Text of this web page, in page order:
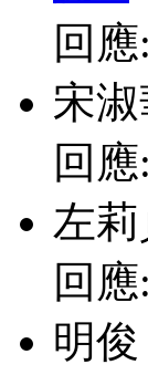
回應:
宋
回應:
左
回應:
明俊